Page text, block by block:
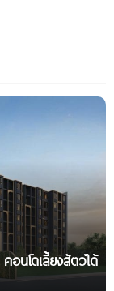
อนโดเลี้ยงสัตว์ได้